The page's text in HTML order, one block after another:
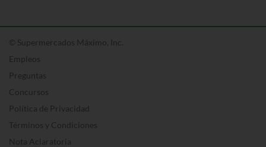
© Supermercados Máximo, Inc.
Empleos
Preguntas
Concursos
Política de Privacidad
Términos y Condiciones
Nota Aclaratoria